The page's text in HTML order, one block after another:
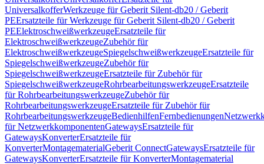
UniversalkofferWerkzeuge für Geberit Silent-db20 / Geberit
PEErsatzteile für Werkzeuge für Geberit Silent-db20 / Geberit
PEElektroschweißwerkzeugeErsatzteile für
ElektroschweißwerkzeugeZubehör für
ElektroschweißwerkzeugeSpiegelschweißwerkzeugeErsatzteile für
SpiegelschweißwerkzeugeZubehör für
SpiegelschweißwerkzeugeErsatzteile für Zubehör für
SpiegelschweißwerkzeugeRohrbearbeitungswerkzeugeErsatzteile
für RohrbearbeitungswerkzeugeZubehör für
RohrbearbeitungswerkzeugeErsatzteile für Zubehör für
RohrbearbeitungswerkzeugeBedienhilfenFernbedienungen
für NetzwerkkomponentenGatewaysErsatzteile für
GatewaysKonverterErsatzteile für
KonverterMontagematerialGeberit ConnectGatewaysErsatzteile für
GatewaysKonverterErsatzteile für KonverterMontagematerial